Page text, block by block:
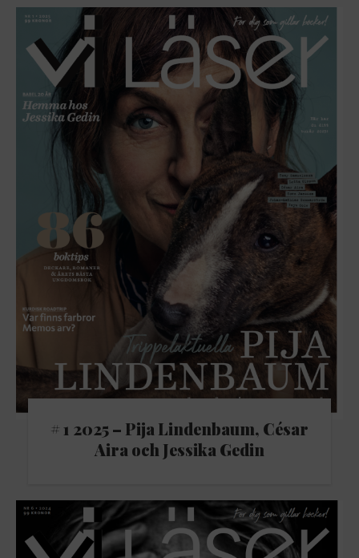
# 1 2025 – Pija Lindenbaum, César
Aira och Jessika Gedin